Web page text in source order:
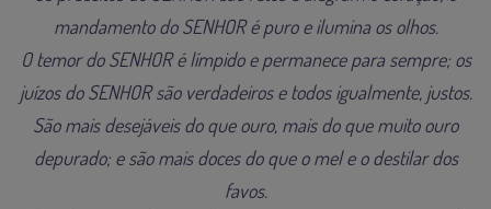
mandamento do SENHOR é puro e ilumina os olhos.
O temor do SENHOR é límpido e permanece para sempre; os
juízos do SENHOR são verdadeiros e todos igualmente, justos.
São mais desejáveis do que ouro, mais do que muito ouro
depurado; e são mais doces do que o mel e o destilar dos
favos.